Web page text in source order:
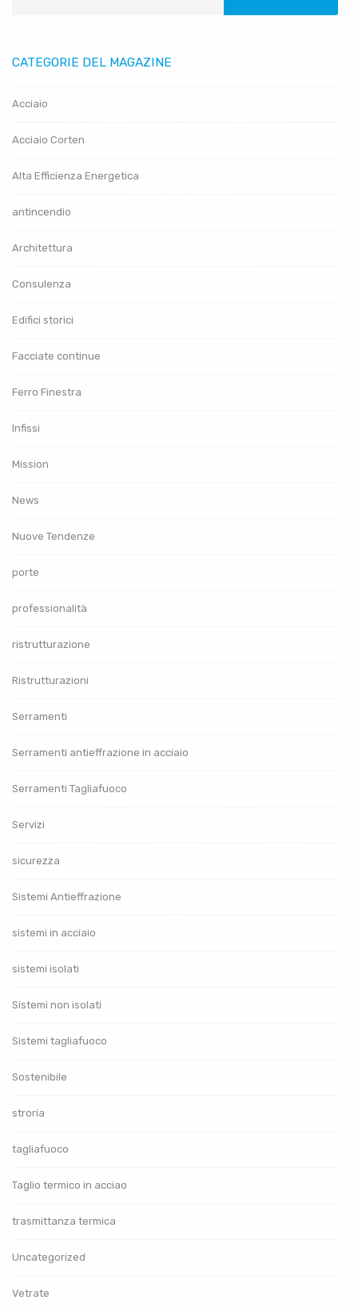
CATEGORIE DEL MAGAZINE
Acciaio
Acciaio Corten
Alta Efficienza Energetica
antincendio
Architettura
Consulenza
Edifici storici
Facciate continue
Ferro Finestra
Infissi
Mission
News
Nuove Tendenze
porte
professionalità
ristrutturazione
Ristrutturazioni
Serramenti
Serramenti antieffrazione in acciaio
Serramenti Tagliafuoco
Servizi
sicurezza
Sistemi Antieffrazione
sistemi in acciaio
sistemi isolati
Sistemi non isolati
Sistemi tagliafuoco
Sostenibile
stroria
tagliafuoco
Taglio termico in acciao
trasmittanza termica
Uncategorized
Vetrate